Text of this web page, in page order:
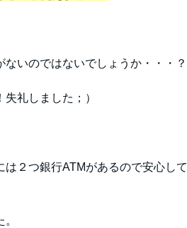
いのではないでしょうか・・・？
礼しました；）
２つ銀行ATMがあるので安心して